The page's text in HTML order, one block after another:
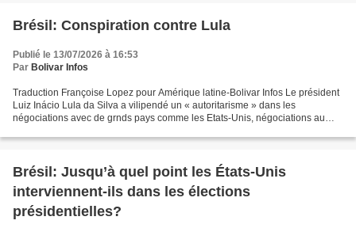
Brésil: Conspiration contre Lula
Publié le 13/07/2026 à 16:53
Par Bolivar Infos
Traduction Françoise Lopez pour Amérique latine-Bolivar Infos Le président
Luiz Inácio Lula da Silva a vilipendé un « autoritarisme » dans les
négociations avec de grnds pays comme les Etats-Unis, négociations au
Brésil: Jusqu’à quel point les États-Unis
interviennent-ils dans les élections
présidentielles?